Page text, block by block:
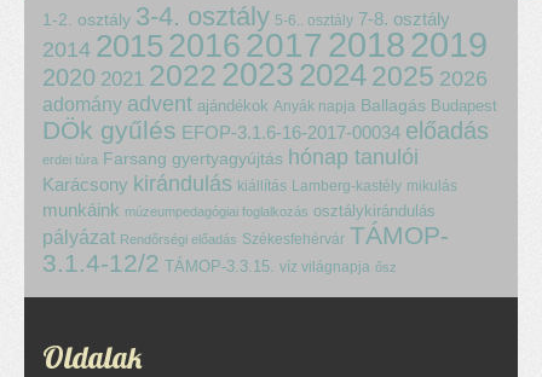
1-2. osztály 3-4. osztály 5-6.. osztály 7-8. osztály
2014 2015 2016 2017 20182019
2020 2021 2022 2023 20242025 2026
adomány advent ajándékok Anyák napja Ballagás Budapest
DÖk gyűlés EFOP-3.1.6-16-2017-00034 előadás
erdei túra Farsang gyertyagyújtás hónap tanulói
Karácsony kirándulás kiállítás Lamberg-kastély mikulás
munkáink múzeumpedagógiai foglalkozás osztálykirándulás
pályázat Rendőrségi előadás Székesfehérvár TÁMOP-
3.1.4-12/2 TÁMOP-3.3.15. víz világnapja ősz
Oldalak